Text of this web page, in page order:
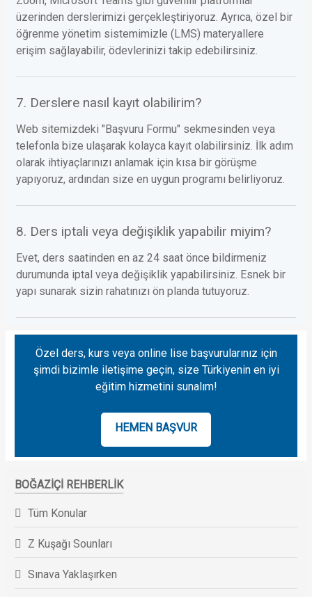
üzerinden derslerimizi gerçekleştiriyoruz. Ayrıca, özel bir
öğrenme yönetim sistemimizle (LMS) materyallere
erişim sağlayabilir, ödevlerinizi takip edebilirsiniz.
7. Derslere nasıl kayıt olabilirim?
Web sitemizdeki "Başvuru Formu" sekmesinden veya
telefonla bize ulaşarak kolayca kayıt olabilirsiniz. İlk adım
olarak ihtiyaçlarınızı anlamak için kısa bir görüşme
yapıyoruz, ardından size en uygun programı belirliyoruz.
8. Ders iptali veya değişiklik yapabilir miyim?
Evet, ders saatinden en az 24 saat önce bildirmeniz
durumunda iptal veya değişiklik yapabilirsiniz. Esnek bir
yapı sunarak sizin rahatınızı ön planda tutuyoruz.
Özel ders, kurs veya online lise başvurularınız için
şimdi bizimle iletişime geçin, size Türkiyenin en iyi
eğitim hizmetini sunalım!
HEMEN BAŞVUR
BOĞAZIÇI REHBERLIK
Tüm Konular
Z Kuşağı Sounları
Sınava Yaklaşırken